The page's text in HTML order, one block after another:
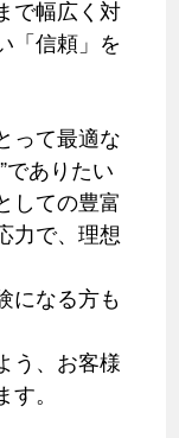
で幅広く対
「信頼」を
って最適な
でありたい
しての豊富
力で、理想
になる方も
う、お客様
。